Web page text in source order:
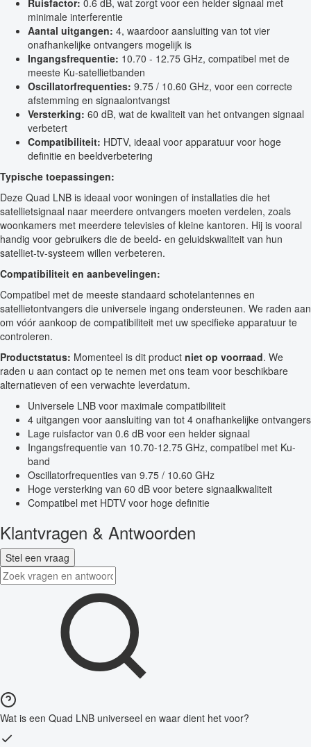
minimale interferentie
Aantal uitgangen: 4, waardoor aansluiting van tot vier
onafhankelijke ontvangers mogelijk is
Ingangsfrequentie: 10.70 - 12.75 GHz, compatibel met de
meeste Ku-satellietbanden
Oscillatorfrequenties: 9.75 / 10.60 GHz, voor een correcte
afstemming en signaalontvangst
Versterking: 60 dB, wat de kwaliteit van het ontvangen signaal
verbetert
Compatibiliteit: HDTV, ideaal voor apparatuur voor hoge
definitie en beeldverbetering
Typische toepassingen:
Deze Quad LNB is ideaal voor woningen of installaties die het
satellietsignaal naar meerdere ontvangers moeten verdelen, zoals
woonkamers met meerdere televisies of kleine kantoren. Hij is vooral
handig voor gebruikers die de beeld- en geluidskwaliteit van hun
satelliet-tv-systeem willen verbeteren.
Compatibiliteit en aanbevelingen:
Compatibel met de meeste standaard schotelantennes en
satellietontvangers die universele ingang ondersteunen. We raden aan
om vóór aankoop de compatibiliteit met uw specifieke apparatuur te
controleren.
Productstatus: Momenteel is dit product niet op voorraad. We
raden u aan contact op te nemen met ons team voor beschikbare
alternatieven of een verwachte leverdatum.
Universele LNB voor maximale compatibiliteit
4 uitgangen voor aansluiting van tot 4 onafhankelijke ontvangers
Lage ruisfactor van 0.6 dB voor een helder signaal
Ingangsfrequentie van 10.70-12.75 GHz, compatibel met Ku-
band
Oscillatorfrequenties van 9.75 / 10.60 GHz
Hoge versterking van 60 dB voor betere signaalkwaliteit
Compatibel met HDTV voor hoge definitie
Klantvragen & Antwoorden
Stel een vraag
Wat is een Quad LNB universeel en waar dient het voor?